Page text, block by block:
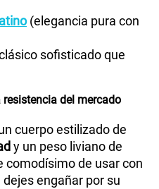
185GB en alta velocidad
189.90
200GB en alta velocidad
S/ 289.90
(elegancia pura con
sofisticado que
del mercado
cuerpo estilizado de
y un peso liviano de
comodísimo de usar con
engañar por su